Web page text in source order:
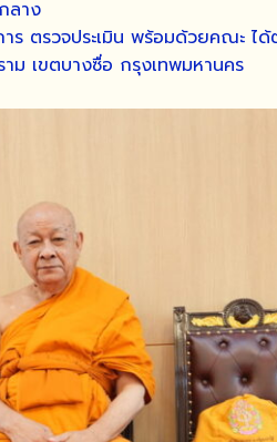
ลาง
ตรวจประเมิน พร้อมด้วยคณะ ได้
ม เขตบางซื่อ กรุงเทพมหานคร